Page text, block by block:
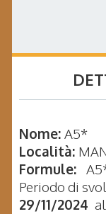
Nome: A5*
Località:
Formule:
Periodo di
29/11/2024 al